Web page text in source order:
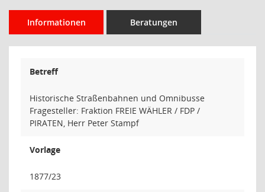
Informationen Beratungen
Betreff
Historische Straßenbahnen und Omnibusse
Fragesteller: Fraktion FREIE WÄHLER / FDP /
PIRATEN, Herr Peter Stampf
Vorlage
1877/23